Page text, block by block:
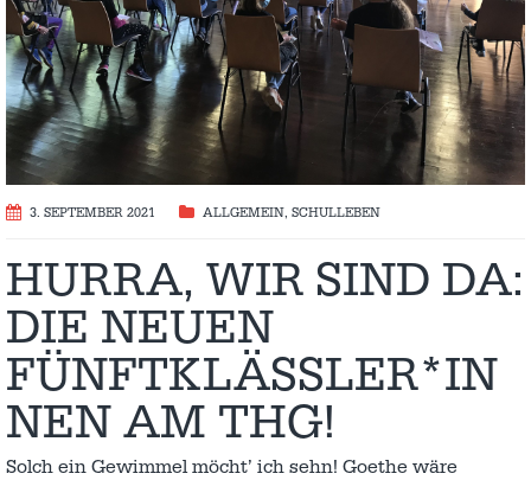
3. SEPTEMBER 2021 ALLGEMEIN, SCHULLEBEN
HURRA, WIR SIND DA:
DIE NEUEN
FÜNFTKLÄSSLER*IN
NEN AM THG!
Solch ein Gewimmel möcht’ ich sehn! Goethe wäre